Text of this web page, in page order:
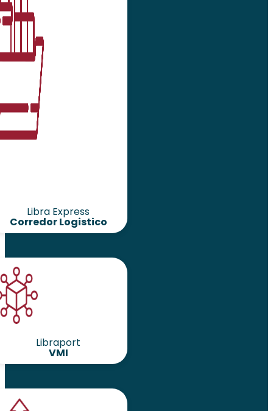
Libra Express
Corredor Logistico
Libraport
VMI